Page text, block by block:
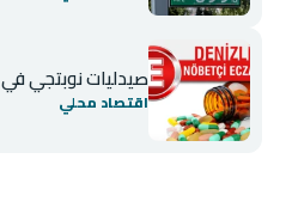
صيدليات نوبتجي في
اقتصاد محلي